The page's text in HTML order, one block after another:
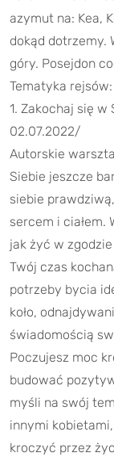
azymut na: Kea,
dokąd dotrzemy.
góry. Posejdon
Tematyka rejsów:
1. Zakochaj się
02.07.2022/
Autorskie
Siebie jeszcze
siebie
sercem i ciałem.
jak żyć w
Twój czas
potrzeby bycia
koło,
świadomością
Poczujesz moc
budować
myśli na swój
innymi
kroczyć przez